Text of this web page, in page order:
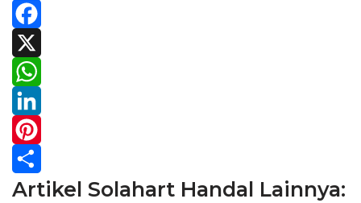
F
a
c
e
b
o
X
W
h
a
t
L
n
P
iS
Artikel Solahart Handal Lainnya: